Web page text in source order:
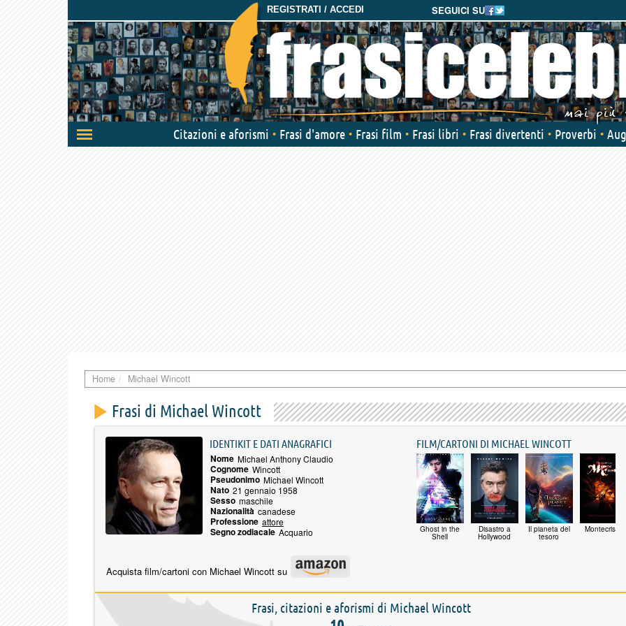
SEGUICI SU
REGISTRATI / ACCEDI
Attiva/disattiva
navigazione
Citazioni e aforismi Frasi d'amore Frasi film Frasi libri Frasi divertenti Proverbi
Home Michael Wincott
Frasi di Michael Wincott
IDENTIKIT E DATI ANAGRAFICI
Nome Michael Anthony Claudio
Cognome Wincott
Pseudonimo Michael Wincott
Nato 21 gennaio 1958
Sesso maschile
Nazionalità canadese
Professione attore
Segno zodiacale Acquario
FILM/CARTONI DI MICHAEL WINCOTT
Ghost in the
Shell
Disastro a
Hollywood
Il pianeta del
tesoro
Montecristo
Acquista film/cartoni con Michael Wincott su
Frasi, citazioni e aforismi di Michael Wincott